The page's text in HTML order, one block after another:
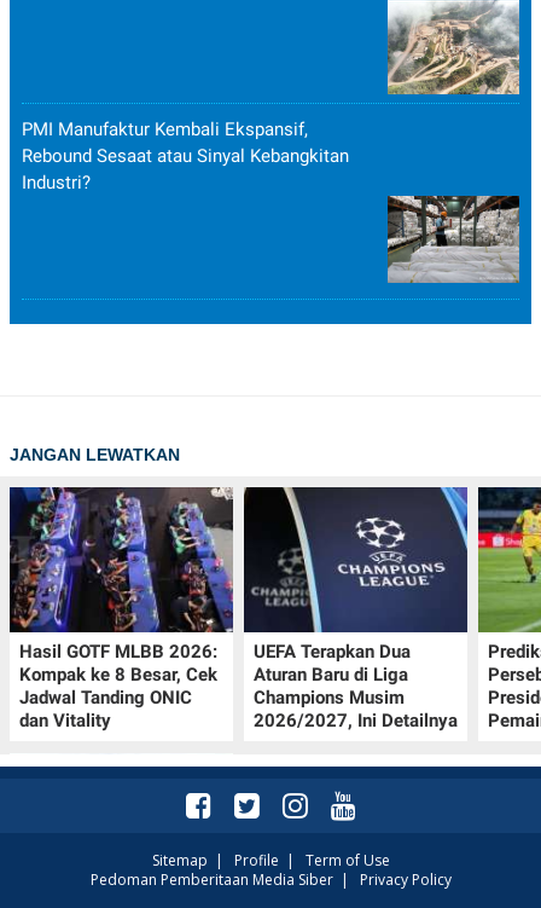
PMI Manufaktur Kembali Ekspansif,
Rebound Sesaat atau Sinyal Kebangkitan
Industri?
JANGAN LEWATKAN
Hasil GOTF MLBB 2026:
Kompak ke 8 Besar, Cek
Jadwal Tanding ONIC
dan Vitality
UEFA Terapkan Dua
Aturan Baru di Liga
Champions Musim
2026/2027, Ini Detailnya
Sitemap | Profile | Term of Use
Pedoman Pemberitaan Media Siber| Privacy Policy